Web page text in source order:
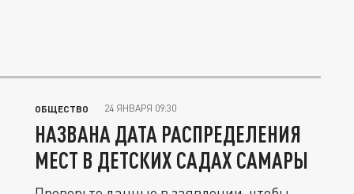
ОБЩЕСТВО 24 ЯНВАРЯ 09:30
НАЗВАНА ДАТА РАСПРЕДЕЛЕНИЯ
МЕСТ В ДЕТСКИХ САДАХ САМАРЫ